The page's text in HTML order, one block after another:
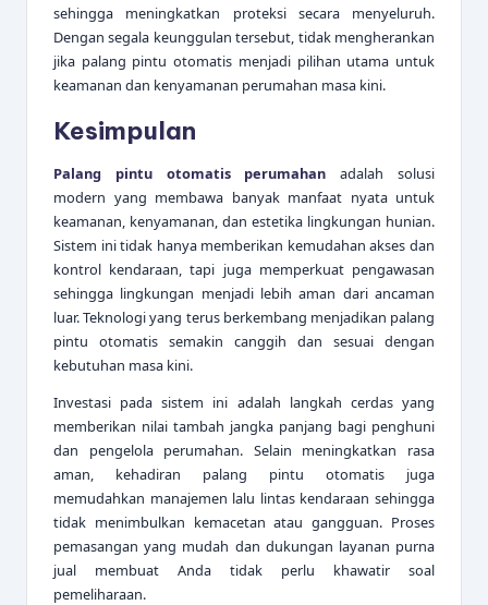
sehingga meningkatkan proteksi secara menyeluruh.
Dengan segala keunggulan tersebut, tidak mengherankan
jika palang pintu otomatis menjadi pilihan utama untuk
keamanan dan kenyamanan perumahan masa kini.
Kesimpulan
Palang pintu otomatis perumahan adalah solusi
modern yang membawa banyak manfaat nyata untuk
keamanan, kenyamanan, dan estetika lingkungan hunian.
Sistem ini tidak hanya memberikan kemudahan akses dan
kontrol kendaraan, tapi juga memperkuat pengawasan
sehingga lingkungan menjadi lebih aman dari ancaman
luar. Teknologi yang terus berkembang menjadikan palang
pintu otomatis semakin canggih dan sesuai dengan
kebutuhan masa kini.
Investasi pada sistem ini adalah langkah cerdas yang
memberikan nilai tambah jangka panjang bagi penghuni
dan pengelola perumahan. Selain meningkatkan rasa
aman, kehadiran palang pintu otomatis juga
memudahkan manajemen lalu lintas kendaraan sehingga
tidak menimbulkan kemacetan atau gangguan. Proses
pemasangan yang mudah dan dukungan layanan purna
jual membuat Anda tidak perlu khawatir soal
pemeliharaan.